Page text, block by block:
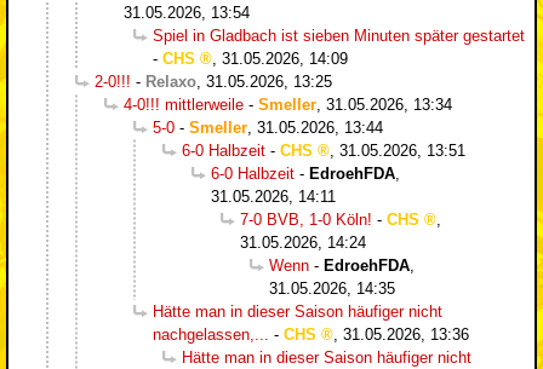
31.05.2026, 13:54
Spiel in Gladbach ist sieben Minuten später gestartet
- CHS
31.05.2026, 14:09
2-0!!! - Relaxo 31.05.2026, 13:25
4-0!!! mittlerweile - Smeller 31.05.2026, 13:34
5-0 - Smeller 31.05.2026, 13:44
6-0 Halbzeit - CHS
31.05.2026, 13:51
6-0 Halbzeit - EdroehFDA
31.05.2026, 14:11
7-0 BVB, 1-0 Köln! - CHS
31.05.2026, 14:24
Wenn - EdroehFDA
31.05.2026, 14:35
Hätte man in dieser Saison häufiger nicht
nachgelassen,...
- CHS
31.05.2026, 13:36
Hätte man in dieser Saison häufiger nicht